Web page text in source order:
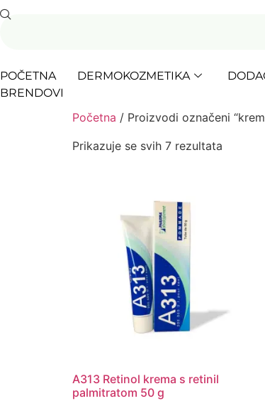
POČETNA DERMOKOZMETIKA
BRENDOVI
Početna / Proizvodi označeni
Prikazuje se svih 7 rezultata
A313 Retinol krema s retinil
palmitratom 50 g